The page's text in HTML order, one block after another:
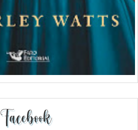
Facebook